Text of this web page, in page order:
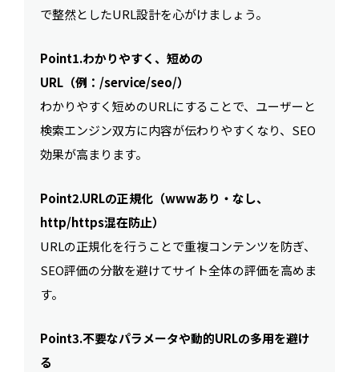
で整然としたURL設計を心がけましょう。
Point1.わかりやすく、短めの
URL（例：/service/seo/）
わかりやすく短めのURLにすることで、ユーザーと
検索エンジン双方に内容が伝わりやすくなり、SEO
効果が高まります。
Point2.URLの正規化（wwwあり・なし、
http/https混在防止）
URLの正規化を行うことで重複コンテンツを防ぎ、
SEO評価の分散を避けてサイト全体の評価を高めま
す。
Point3.不要なパラメータや動的URLの多用を避け
る